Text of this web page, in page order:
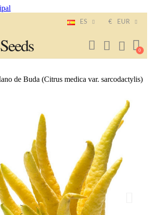
ES € EUR
de Buda (Citrus medica var. sarcodactylis)